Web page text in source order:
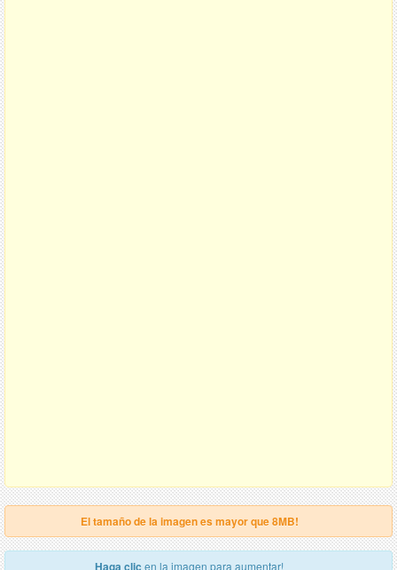
El tamaño de la imagen es mayor que 8MB!
Haga clic en la imagen para aumentar!